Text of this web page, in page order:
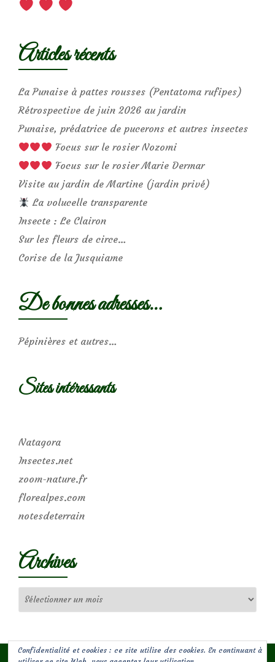
Articles récents
La Punaise à pattes rousses (Pentatoma rufipes)
Rétrospective de juin 2026 au jardin
Punaise, prédatrice de pucerons et autres insectes
Focus sur le rosier Nozomi
Focus sur le rosier Marie Dermar
Visite au jardin de Martine (jardin privé)
La volucelle transparente
Insecte : Le Clairon
Sur les fleurs de circe…
Corise de la Jusquiame
De bonnes adresses…
Pépinières et autres…
Sites intéressants
Natagora
Insectes.net
zoom-nature.fr
florealpes.com
notesdeterrain
Archives
Confidentialité et cookies : ce site utilise des cookies. En continuant à